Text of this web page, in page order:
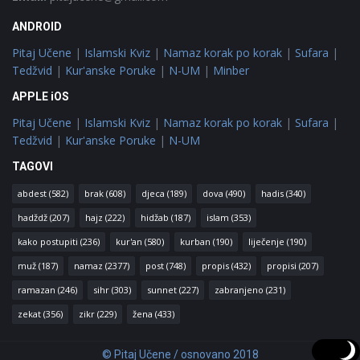
ANDROID
Pitaj Učene | Islamski Kviz | Namaz korak po korak | Sufara |
Tedžvid | Kur'anske Poruke | N-UM | Minber
APPLE iOS
Pitaj Učene | Islamski Kviz | Namaz korak po korak | Sufara |
Tedžvid | Kur'anske Poruke | N-UM
TAGOVI
abdest (582) brak (608) djeca (189) dova (490) hadis (340)
hadždž (207) hajz (222) hidžab (187) islam (353)
kako postupiti (236) kur'an (580) kurban (190) liječenje (190)
muž (187) namaz (2377) post (748) propis (432) propisi (207)
ramazan (246) sihr (303) sunnet (227) zabranjeno (231)
zekat (356) zikr (229) žena (433)
© Pitaj Učene / osnovano 2018